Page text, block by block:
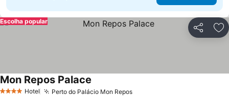
Partilhar
Escolha popular
4 EstrelasHotel Perto do Palácio Mon ReposVer preços
Mon Repos Palace